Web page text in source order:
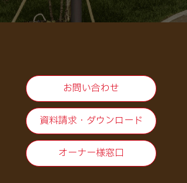
お問い合わせ
資料請求・ダウンロード
オーナー様窓口